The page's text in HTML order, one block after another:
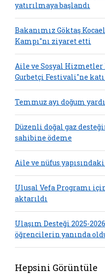
yatırılmaya başlandı
Bakanımız Göktaş
Kampı"nı ziyaret etti
Aile ve Sosyal Hizmetler
Gurbetçi Festivali"ne
Temmuz ayı doğum
Düzenli doğal gaz
sahibine ödeme
Aile ve nüfus
Ulusal Vefa Programı
aktarıldı
Ulaşım Desteği 2025-
öğrencilerin yanında
Hepsini Görüntüle